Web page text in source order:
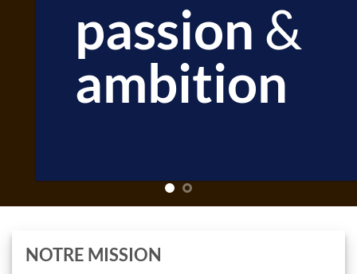
UN
NOTRE MISSION